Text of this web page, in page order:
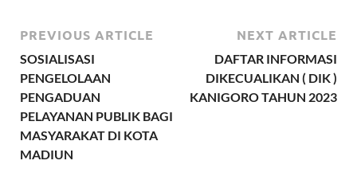
PREVIOUS ARTICLE
SOSIALISASI
PENGELOLAAN
PENGADUAN
PELAYANAN PUBLIK BAGI
MASYARAKAT DI KOTA
MADIUN
NEXT ARTICLE
DAFTAR INFORMASI
DIKECUALIKAN ( DIK )
KANIGORO TAHUN 2023